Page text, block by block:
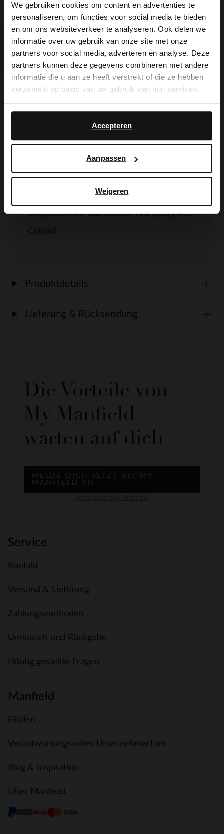
We gebruiken cookies om content en advertenties te
personaliseren, om functies voor social media te bieden
en om ons websiteverkeer te analyseren. Ook delen we
informatie over uw gebruik van onze site met onze
partners voor social media, adverteren en analyse. Deze
partners kunnen deze gegevens combineren met andere
informatie die u aan ze heeft verstrekt of die ze hebben
verzameld op basis van uw gebruik van hun services.
Accepteren
Aanpassen
Weigeren
Produktbeschreibung
Bronzefarbene Lederschnürstiefeletten
mit Reißverschluss der Marke No Stress.
Der kleine Absatz der Stiefeletten hat
eine Höhe von 2 cm. Als Schuhpflege
empfehlen wir das Carbon Pro-Spray von
Collonil.
Produktdetails
Lieferung & Rücksendung
Die Vorteile von
My Manfield
warten auf dich
MELDE DICH JETZT BEI MY
MANFIELD AN
Service
Kontakt
Versand & Lieferung
Zahlungsmethoden
Umtausch und Rückgabe
Häufig gestellte Fragen
Manfield
Filialen
Verantwortungsvolles Unternehmertum
Blog & Inspiration
Über Manfield
×
View this website in English?
It looks like your language isn't Dutch. Would
you like to switch to English?
English